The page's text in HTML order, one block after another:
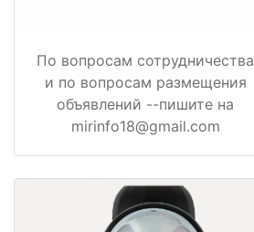
По вопросам сотрудничества
и по вопросам размещения
объявлений --пишите на
mirinfo18@gmail.com